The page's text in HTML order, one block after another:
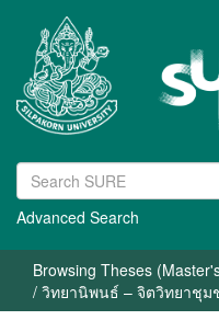
Advanced Search
Browsing Theses
/ วิทยานิพนธ์ – จิตวิทยาชุม